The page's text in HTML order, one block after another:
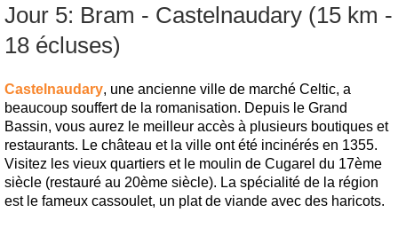
Jour 5: Bram - Castelnaudary (15 km -
18 écluses)
Castelnaudary, une ancienne ville de marché Celtic, a
beaucoup souffert de la romanisation. Depuis le Grand
Bassin, vous aurez le meilleur accès à plusieurs boutiques et
restaurants. Le château et la ville ont été incinérés en 1355.
Visitez les vieux quartiers et le moulin de Cugarel du 17ème
siècle (restauré au 20ème siècle). La spécialité de la région
est le fameux cassoulet, un plat de viande avec des haricots.